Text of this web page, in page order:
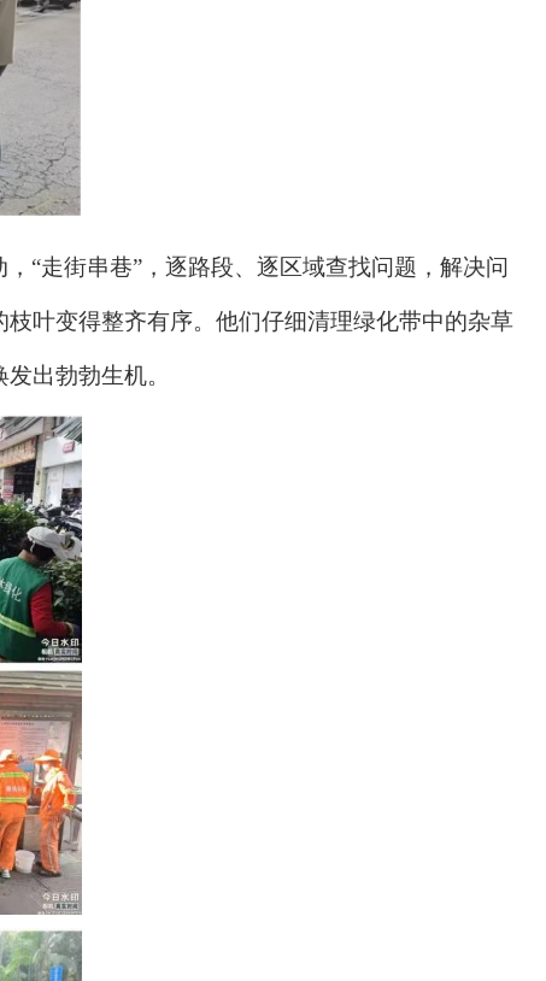
“走街串巷” ，逐路段、逐区域查找问题，解决问
叶变得整齐有序。他们仔细清理绿化带中的杂草
出勃勃生机。